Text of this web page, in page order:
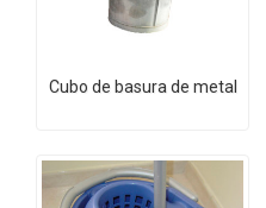
Cubo de basura de metal